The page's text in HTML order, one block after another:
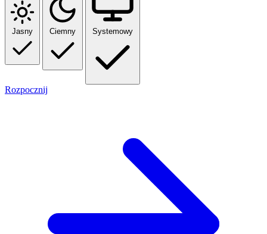
Jasny Ciemny Systemowy
Rozpocznij